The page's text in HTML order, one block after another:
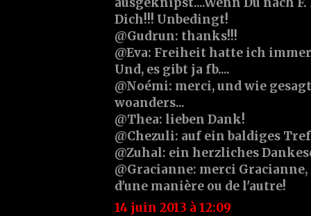
Dich!!! Unbedingt!
@Gudrun: thanks!!!
@Eva: Freiheit hatte ich
Und, es gibt ja fb....
@Noémi: merci, und wie
woanders...
@Thea: lieben Dank!
@Chezuli: auf ein baldiges
@Zuhal: ein herzliches
@Gracianne: merci
d'une manière ou de l'autre!
14 juin 2013 à 12:09